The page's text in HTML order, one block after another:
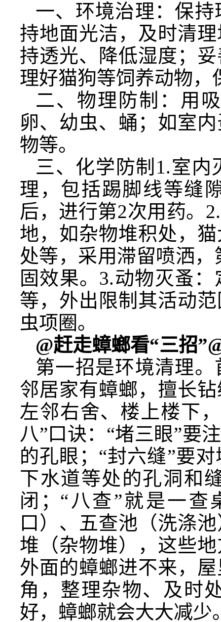
一、环境治理：保
持地面光洁，及时清
持透光、降低湿度；
理好猫狗等饲养动物，
二、物理防制：用
卵、幼虫、蛹；如室
物等。
三、化学防制1.室
理，包括踢脚线等缝
后，进行第2次用药。
地，如杂物堆积处，
处等，采用滞留喷洒
固效果。3.动物灭蚤
等，外出限制其活动
虫项圈。
@赶走蟑螂看“三招
第一招是环境清理
邻居家有蟑螂，擅长
左邻右舍、楼上楼下
八”口诀：“堵三眼”要
的孔眼；“封六缝”要
下水道等处的孔洞和
闭；“八查”就是一
口）、五查池（洗涤
堆（杂物堆），这些
外面的蟑螂进不来，
角，整理杂物、及时
好，蟑螂就会大大减少